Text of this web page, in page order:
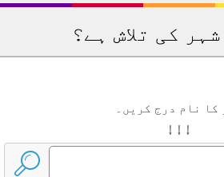
کی تلاش ہے؟
کا نام درج کریں۔
↓ ↓ ↓